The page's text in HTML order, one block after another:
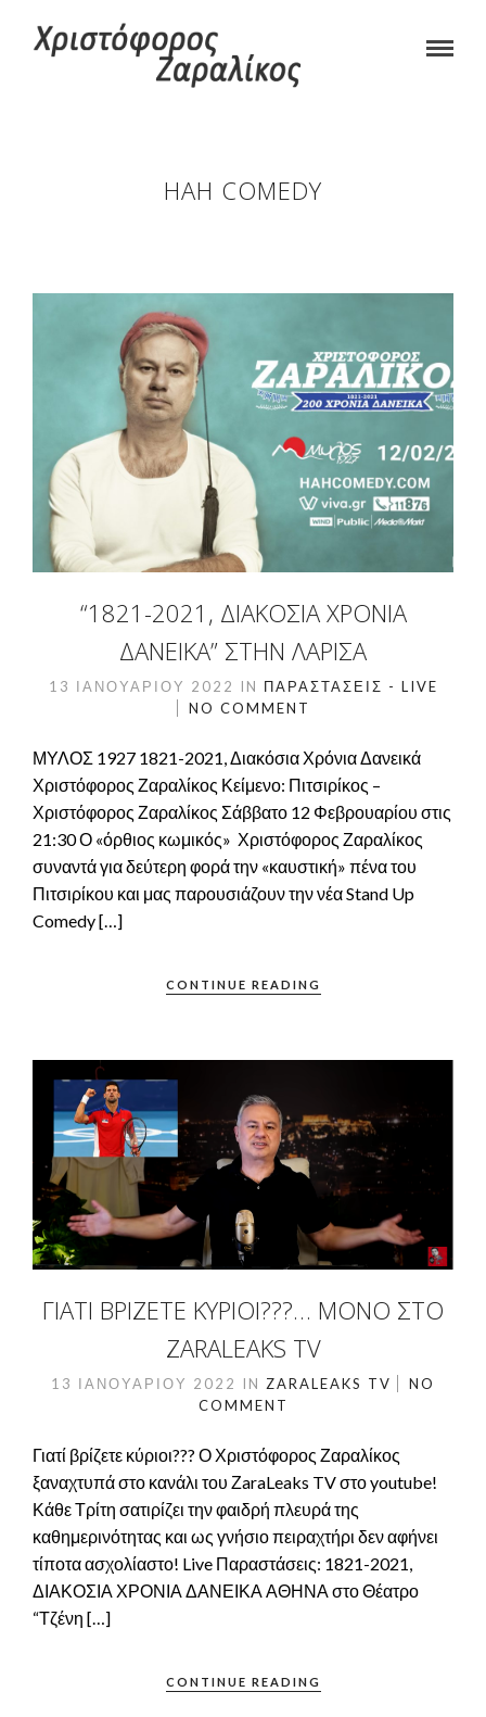
HAH COMEDY
“1821-2021, ΔΙΑΚΌΣΙΑ ΧΡΌΝΙΑ
ΔΑΝΕΙΚΆ” ΣΤΗΝ ΛΆΡΙΣΑ
13 ΙΑΝΟΥΑΡΊΟΥ 2022 IN ΠΑΡΑΣΤΆΣΕΙΣ - LIVE
NO COMMENT
ΜΥΛΟΣ 1927 1821-2021, Διακόσια Χρόνια Δανεικά
Χριστόφορος Ζαραλίκος Κείμενο: Πιτσιρίκος –
Χριστόφορος Ζαραλίκος Σάββατο 12 Φεβρουαρίου στις
21:30 Ο «όρθιος κωμικός» Χριστόφορος Ζαραλίκος
συναντά για δεύτερη φορά την «καυστική» πένα του
Πιτσιρίκου και μας παρουσιάζουν την νέα Stand Up
Comedy […]
CONTINUE READING
ΓΙΑΤΊ ΒΡΊΖΕΤΕ ΚΎΡΙΟΙ???… ΜΌΝΟ ΣΤΟ
ZARALEAKS TV
13 ΙΑΝΟΥΑΡΊΟΥ 2022 IN ZARALEAKS TV
NO
COMMENT
Γιατί βρίζετε κύριοι??? Ο Χριστόφορος Ζαραλίκος
ξαναχτυπά στο κανάλι του ΖaraLeaks TV στο youtube!
Κάθε Τρίτη σατιρίζει την φαιδρή πλευρά της
καθημερινότητας και ως γνήσιο πειραχτήρι δεν αφήνει
τίποτα ασχολίαστο! Live Παραστάσεις: 1821-2021,
ΔΙΑΚΟΣΙΑ ΧΡΟΝΙΑ ΔΑΝΕΙΚΑ ΑΘΗΝΑ στο Θέατρο
“Τζένη […]
CONTINUE READING